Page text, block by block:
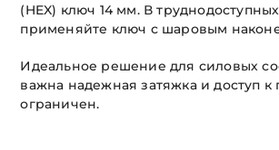
(HEX) ключ 14 мм. В
применяйте ключ с шаровым
Идеальное решение для силовых
важна надежная затяжка и доступ к
ограничен.